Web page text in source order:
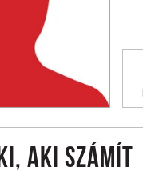
aki számít